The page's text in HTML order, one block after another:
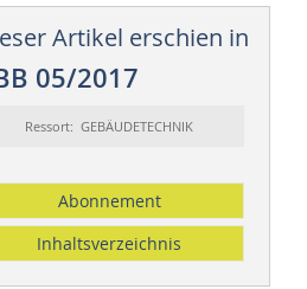
Artikel erschien in
05/2017
Ressort: GEBÄUDETECHNIK
Abonnement
Inhaltsverzeichnis